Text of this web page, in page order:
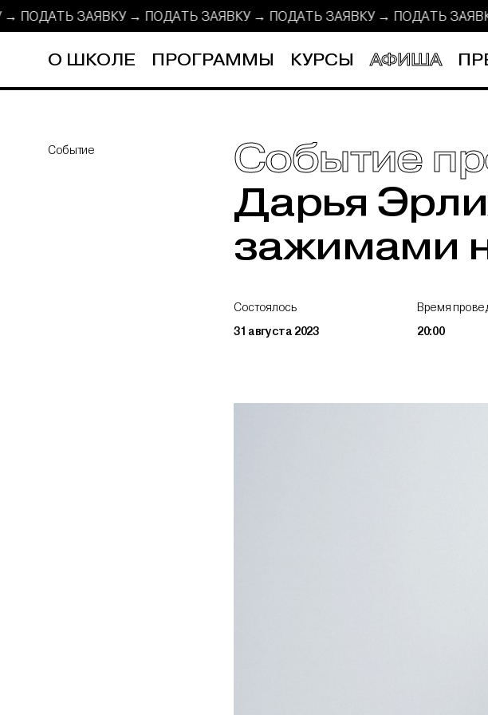
→ ПОДАТЬ ЗАЯВКУ →ПОДАТЬ ЗАЯВКУ → ПОДАТЬ ЗАЯВКУ → ПОДАТЬ
О ШКОЛЕ ПРОГРАММЫ КУРСЫ АФИША
Событие
Событие
Дарья
зажимами
Состоялось
31 августа 2023
Время
20:00